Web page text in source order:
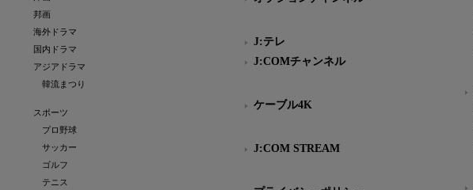
邦画
海外ドラマ
国内ドラマ
アジアドラマ
韓流まつり
スポーツ
プロ野球
サッカー
ゴルフ
テニス
J:テレ
J:COMチャンネル
ケーブル4K
J:COM STREAM